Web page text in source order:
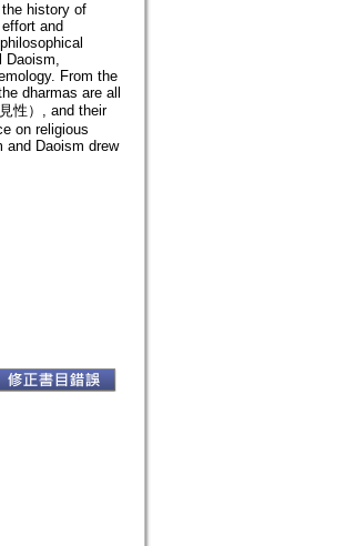
history of
and
Daoism,
From the
dharmas are all
性）, and their
on religious
and Daoism drew